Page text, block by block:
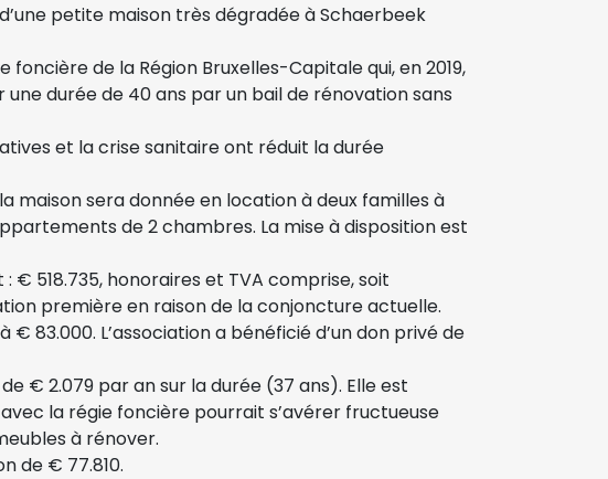
petite maison très dégradée à Schaerbeek
de la Région Bruxelles-Capitale qui, en 2019,
durée de 40 ans par un bail de rénovation sans
et la crise sanitaire ont réduit la durée
maison sera donnée en location à deux familles à
de 2 chambres. La mise à disposition est
€ 518.735, honoraires et TVA comprise, soit
première en raison de la conjoncture actuelle.
€ 83.000. L’association a bénéficié d’un don privé de
€ 2.079 par an sur la durée (37 ans). Elle est
la régie foncière pourrait s’avérer fructueuse
à rénover.
de € 77.810.